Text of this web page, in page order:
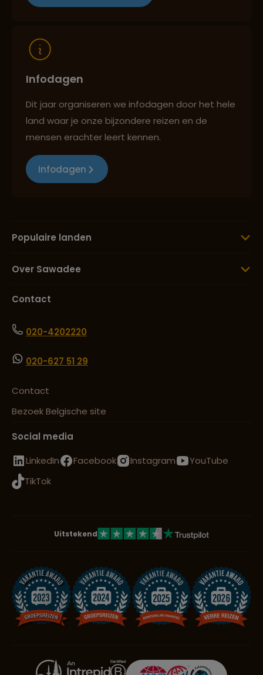
Infodagen
Dit jaar organiseren we infodagen door het hele
land waar je onze bijzondere reizen en de
mensen erachter leert kennen.
Infodagen
Populaire landen
Over Sawadee
Contact
020-4202220
020-627 51 29
Contact
Bezoek Belgische site
Social media
LinkedIn
Facebook Instagram
YouTube
TikTok
Uitstekend